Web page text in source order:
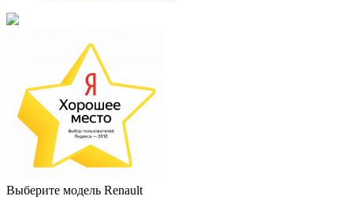
Выберите модель Renault